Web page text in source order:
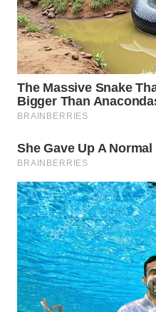
WN
TAPANULI
UTARA
WN
SAMOSIR
WN
PADANG
LAWAS
WN
SUMEDANG
WN
CIANJUR